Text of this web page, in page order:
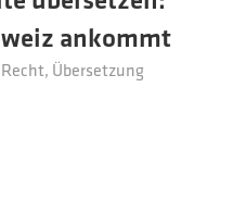
ankommt
Recht Übersetzung